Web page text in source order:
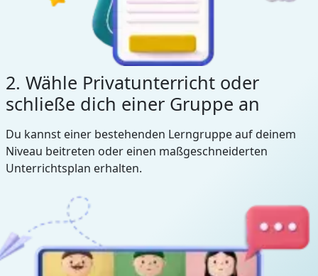
2. Wähle Privatunterricht oder
schließe dich einer Gruppe an
Du kannst einer bestehenden Lerngruppe auf deinem
Niveau beitreten oder einen maßgeschneiderten
Unterrichtsplan erhalten.